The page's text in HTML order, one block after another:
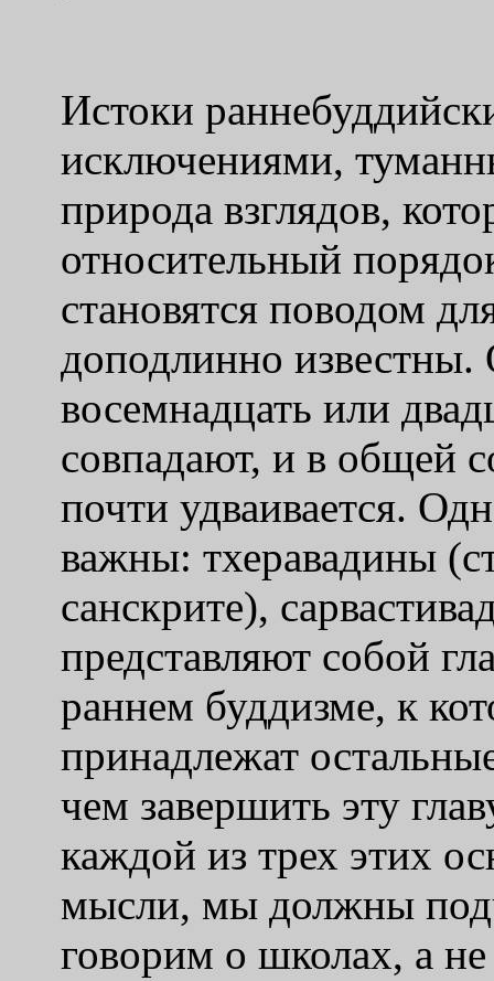
Истоки
исключениями,
природа взглядов,
относительный
становятся поводом
доподлинно
восемнадцать или
совпадают, и в общей
почти удваивается.
важны: тхеравадины
санскрите),
представляют собой
раннем буддизме, к
принадлежат
чем завершить эту
каждой из трех этих
мысли, мы должны
говорим о школах, а